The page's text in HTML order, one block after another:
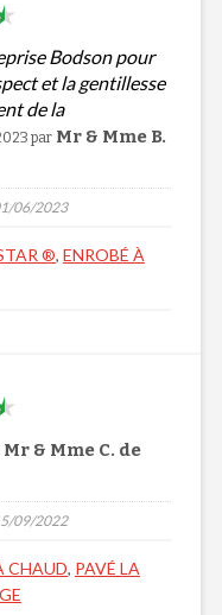
Bodson pour
et la gentillesse
de la
par Mr & Mme B.
06/2023
®, ENROBÉ À
Mr & Mme C. de
09/2022
CHAUD, PAVÉ LA